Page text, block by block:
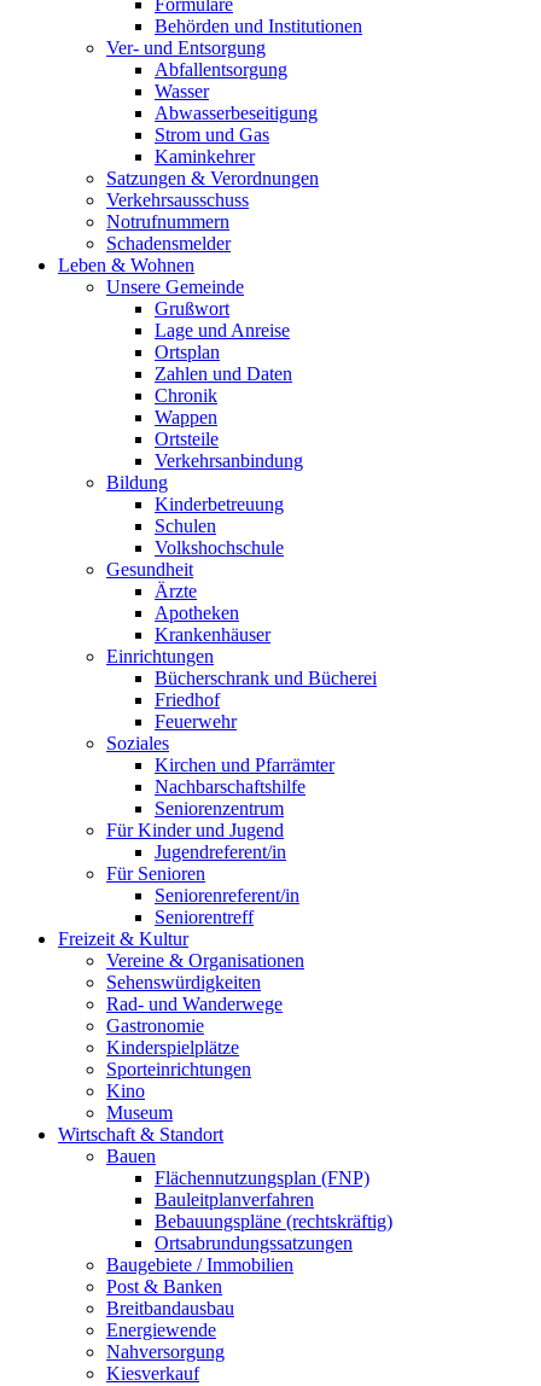
Formulare
Behörden und Institutionen
Ver- und Entsorgung
Abfallentsorgung
Wasser
Abwasserbeseitigung
Strom und Gas
Kaminkehrer
Satzungen & Verordnungen
Verkehrsausschuss
Notrufnummern
Schadensmelder
Leben & Wohnen
Unsere Gemeinde
Grußwort
Lage und Anreise
Ortsplan
Zahlen und Daten
Chronik
Wappen
Ortsteile
Verkehrsanbindung
Bildung
Kinderbetreuung
Schulen
Volkshochschule
Gesundheit
Ärzte
Apotheken
Krankenhäuser
Einrichtungen
Bücherschrank und Bücherei
Friedhof
Feuerwehr
Soziales
Kirchen und Pfarrämter
Nachbarschaftshilfe
Seniorenzentrum
Für Kinder und Jugend
Jugendreferent/in
Für Senioren
Seniorenreferent/in
Seniorentreff
Freizeit & Kultur
Vereine & Organisationen
Sehenswürdigkeiten
Rad- und Wanderwege
Gastronomie
Kinderspielplätze
Sporteinrichtungen
Kino
Museum
Wirtschaft & Standort
Bauen
Flächennutzungsplan (FNP)
Bauleitplanverfahren
Bebauungspläne (rechtskräftig)
Ortsabrundungssatzungen
Baugebiete / Immobilien
Post & Banken
Breitbandausbau
Energiewende
Nahversorgung
Kiesverkauf